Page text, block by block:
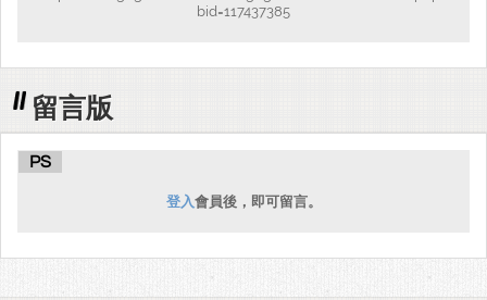
bid=117437385
留言版
PS
登入會員後，即可留言。